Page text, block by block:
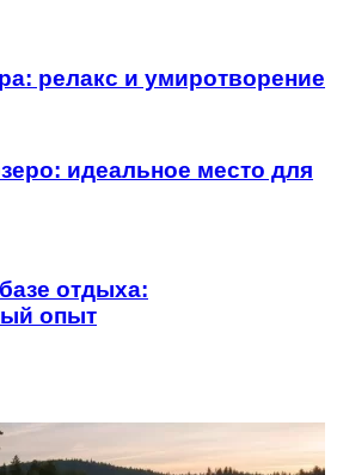
релакс и умиротворение
идеальное место для
отдыха:
опыт